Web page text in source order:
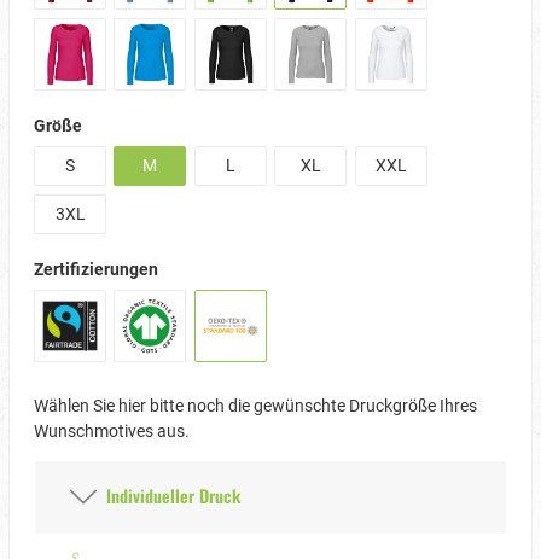
Größe
S
M L XL XXL
3XL
Zertifizierungen
Wählen Sie hier bitte noch die gewünschte Druckgröße Ihres
Wunschmotives aus.
Individueller Druck